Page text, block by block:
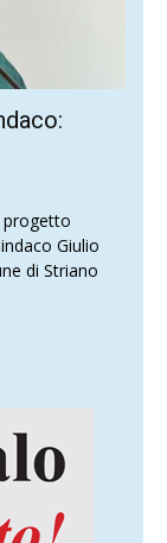
progetto
Giulio
di Striano